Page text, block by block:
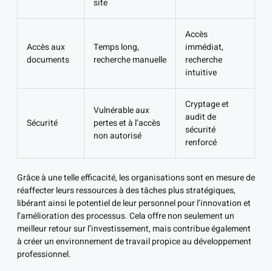
site
Accès aux
documents
Temps long,
recherche manuelle
Accès
immédiat,
recherche
intuitive
Sécurité
Vulnérable aux
pertes et à l’accès
non autorisé
Cryptage et
audit de
sécurité
renforcé
Grâce à une telle efficacité, les organisations sont en mesure de
réaffecter leurs ressources à des tâches plus stratégiques,
libérant ainsi le potentiel de leur personnel pour l’innovation et
l’amélioration des processus. Cela offre non seulement un
meilleur retour sur l’investissement, mais contribue également
à créer un environnement de travail propice au développement
professionnel.